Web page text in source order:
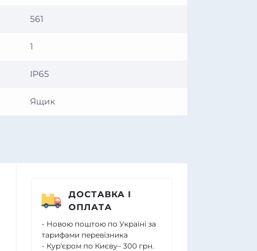
561
1
IP65
Ящик
ДОСТАВКА І
ОПЛАТА
- Новою поштою по Україні за
тарифами перевізника
- Кур'єром по Києву– 300 грн.